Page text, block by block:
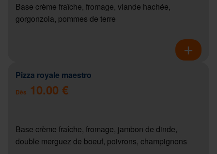
Base crème fraîche, fromage, viande hachée,
gorgonzola, pommes de terre
Pizza royale maestro
Dès 10.00 €
Base crème fraîche, fromage, jambon de dinde,
double merguez de boeuf, poivrons, champignons